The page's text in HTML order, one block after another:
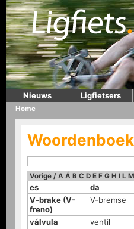
Nieuws Ligfietsers
Home
Woordenboek
Vorige / A Á B C D E F G H I L M
es da
V-brake (V-
freno)
V-bremse
válvula ventil